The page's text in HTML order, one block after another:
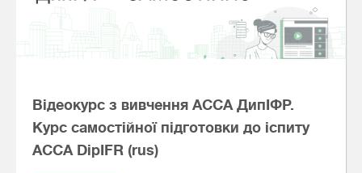
Відеокурс з вивчення АССА ДипІФР.
Курс самостійної підготовки до іспиту
АССА DipIFR (rus)